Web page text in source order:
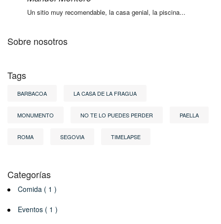
Un sitio muy recomendable, la casa genial, la piscina...
Sobre nosotros
Tags
BARBACOA LA CASA DE LA FRAGUA
MONUMENTO NO TE LO PUEDES PERDER PAELLA
ROMA SEGOVIA TIMELAPSE
Categorías
Comida ( 1 )
Eventos ( 1 )